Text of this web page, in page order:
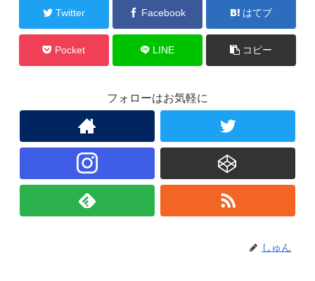
Twitter Facebook はてブ
Pocket LINE コピー
フォローはお気軽に
しゅん